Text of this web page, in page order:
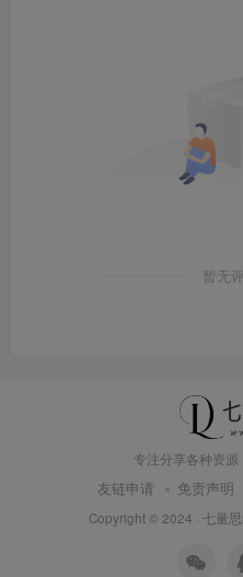
暂无
专注分享各种资源
友链申请 免责声明
Copyright © 2024 · 七量